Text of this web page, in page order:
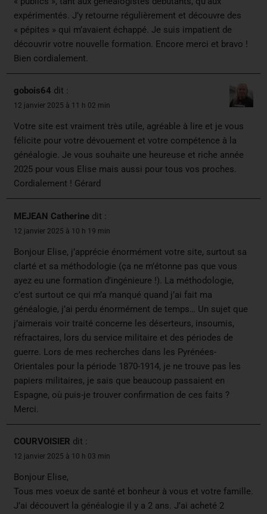
expérimentés. J’y retourne régulièrement et découvre des
« pépites » qui m’avaient échappé. Je suis impatient de
découvrir votre nouvelle formation. Encore merci et bravo !
Bien cordialement.
gobois64 dit :
12 janvier 2025 à 11 h 02 min
Votre site est vraiment très utile, agréable à lire et je vous
félicite pour votre dévouement et votre compétence à la
généalogie. Je vous souhaite une heureuse et riche année
2025 pour vous Elise mais aussi pour tous vos proches.
Cordialement ! Gérard
MEJEAN Catherine dit :
12 janvier 2025 à 10 h 19 min
Bonjour Elise, j’apprécie énormément votre site, surtout sa
clarté et sa méthodologie (ça ne m’étonne pas que vous
ayez eu une formation d’ingénieure !). La méthodologie,
c’est surtout ce qui m’a manqué quand j’ai fait ma
généalogie, j’ai perdu énormément de temps… Un sujet que
j’aimerais voir traité concerne les déserteurs, insoumis,
réfractaires, lors du service militaire et des périodes de
guerre. Lors de mes recherches dans les Pyrénées-
Orientales pour la période 1870-1914, je ne trouve pas les
papiers militaires, je sais que beaucoup passaient en
Espagne, où puis-je trouver confirmation de ces faits ?
Merci.
COURVOISIER dit :
12 janvier 2025 à 10 h 03 min
Bonjour Elise,
Tous mes voeux de santé et bonheur à vous et votre famille.
J’ai découvert la généalogie il y a 2 ans. J’ai acheté 2